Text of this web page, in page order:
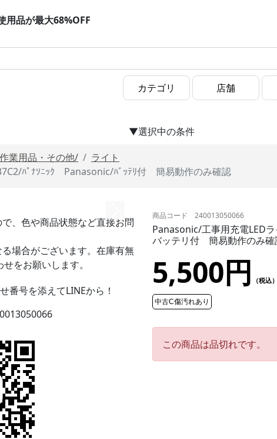
用品が最大68%OFF
▼選択中の条件
作業用品・その他/
ライト
ﾊﾟﾅｿﾆｯｸ Panasonic/ﾊﾞｯﾃﾘ付 簡易動作のみ確認
、色や商品状態など直接お問
場合がございます。在庫有無
をお願いします。
番号を添えてLINEから！
商品コード 240013050066
Panasonic/工事用充電LED
バッテリ付 簡易動作のみ確
5,500円 （税込
中古C傷汚れあり
この商品は品切れです。